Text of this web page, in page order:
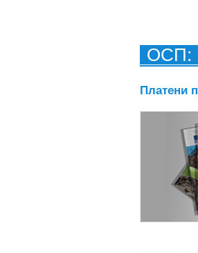
ОСП:
Платени